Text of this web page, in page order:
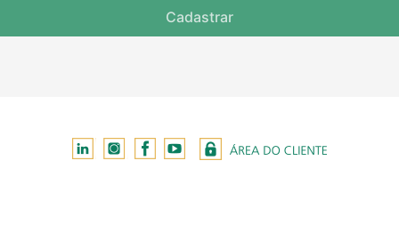
Cadastrar